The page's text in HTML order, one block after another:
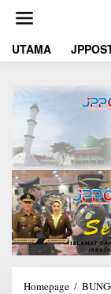
t
UTAMA
Homepage /